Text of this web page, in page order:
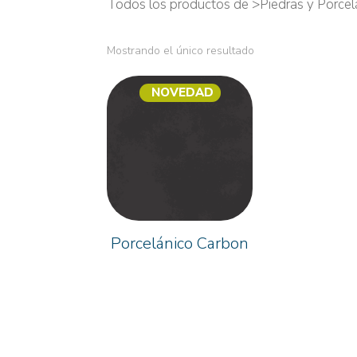
Todos los productos de >Piedras y
Mostrando el único resultado
NOVEDAD
Porcelánico Carbon